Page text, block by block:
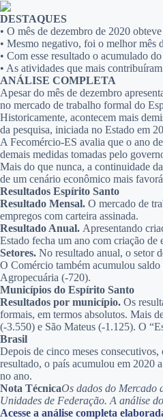
DESTAQUES
• O mês de dezembro de 2020
• Mesmo negativo, foi o melhor mês
• Com esse resultado o acumulado
• As atividades que mais
ANÁLISE COMPLETA
Apesar do mês de dezembro
no mercado de trabalho formal do
Historicamente, acontecem mais
da pesquisa, iniciada no Estado em
A Fecomércio-ES avalia que o ano
demais medidas tomadas pelo
Mais do que nunca, a continuidade
de um cenário econômico mais
Resultados Espírito Santo
Resultado Mensal. O mercado de
empregos com carteira assinada.
Resultado Anual. Apresentando
Estado fecha um ano com criação de
Setores. No resultado anual, o setor
O Comércio também acumulou
Agropecuária (-720).
Municípios do Espírito Santo
Resultados por município. Os
formais, em termos absolutos. Mais
(-3.550) e São Mateus (-1.125). O
Brasil
Depois de cinco meses
resultado, o país acumulou em 2020
no ano.
Nota TécnicaOs dados do Mercado
Unidades de Federação. A análise
Acesse a análise completa